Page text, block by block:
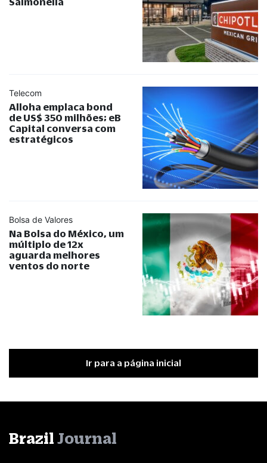
Telecom
Alloha emplaca bond
de US$ 350 milhões; eB
Capital conversa com
estratégicos
Bolsa de Valores
Na Bolsa do México, um
múltiplo de 12x
aguarda melhores
ventos do norte
Ir para a página inicial
Brazil Journal